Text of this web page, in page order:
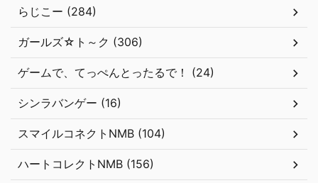
らじこー (284)
ガールズ☆ト～ク (306)
ゲームで、てっぺんとったるで！ (24)
シンラバンゲー (16)
スマイルコネクトNMB (104)
ハートコレクトNMB (156)